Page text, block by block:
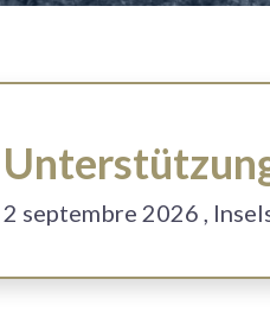
2 septembre 2026 ,